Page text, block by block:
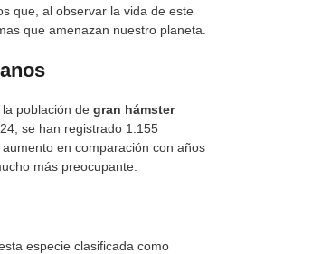
que, al observar la vida de este
que amenazan nuestro planeta.
población de gran hámster
se han registrado 1.155
en comparación con años
más preocupante.
especie clasificada como